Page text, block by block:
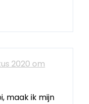
2020 om
maak ik mijn